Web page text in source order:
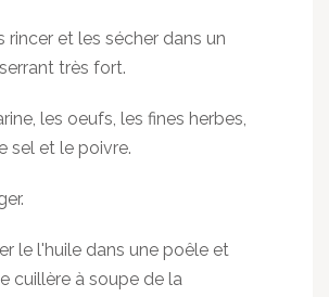
rincer et les sécher dans un
très fort.
les oeufs, les fines herbes,
sel et le poivre.
le l'huile dans une poêle et
cuillère à soupe de la